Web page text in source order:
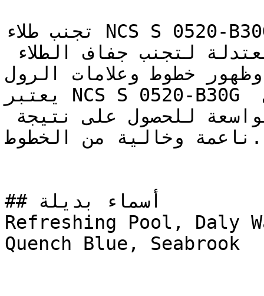
تجنب طلاء NCS S 0520-B30G تحت أشعة الشمس المباشرة؛
خطوط وعلامات الرول.
يعتبر NCS S 0520-B30G مثالياً للتطبيق باستخدام رول
ناعمة وخالية من الخطوط.
## أسماء بديلة
Refreshing Pool, Daly
Quench Blue, Seabrook